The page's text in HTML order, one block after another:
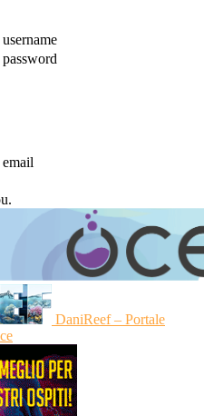
DaniReef – Portale